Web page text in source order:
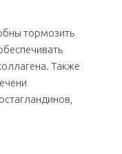
тормозить
Также